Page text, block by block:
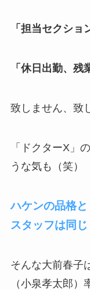
「担当セクショ
「休日出勤、残
致しません、致
「ドクターX」
うな気も（笑）
ハケンの品格
スタッフは同じ
そんな大前春子
（小泉孝太郎